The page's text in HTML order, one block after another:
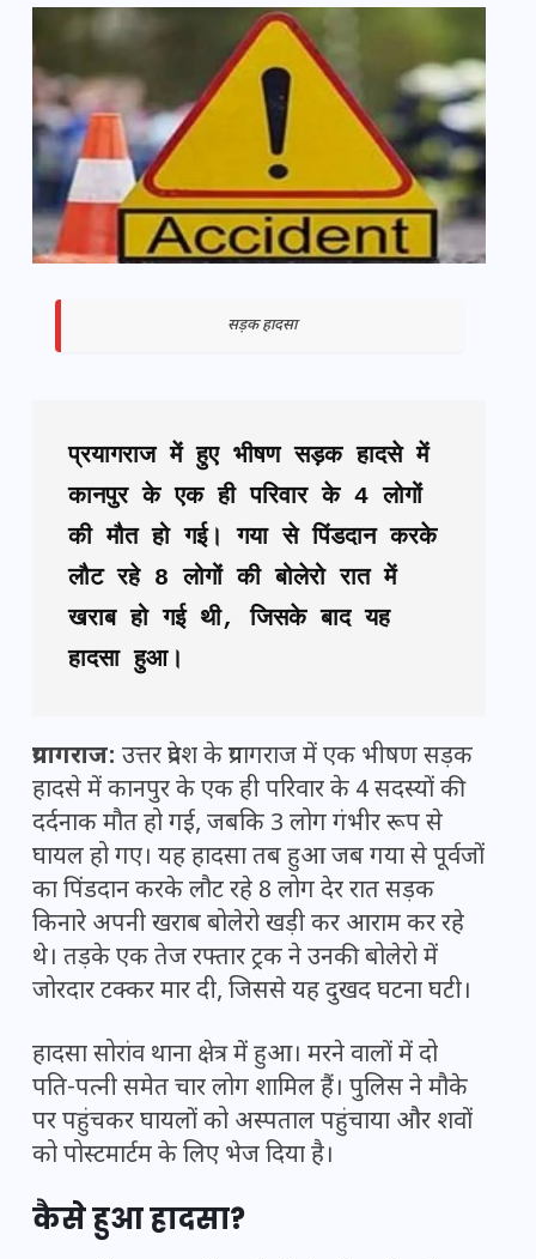
सड़क हादसा
प्रयागराज में हुए भीषण सड़क हादसे में
कानपुर के एक ही परिवार के 4 लोगों
की मौत हो गई। गया से पिंडदान करके
लौट रहे 8 लोगों की बोलेरो रात में
खराब हो गई थी, जिसके बाद यह
हादसा हुआ।
प्रयागराज: उत्तर प्रदेश के प्रयागराज में एक भीषण सड़क
हादसे में कानपुर के एक ही परिवार के 4 सदस्यों की
दर्दनाक मौत हो गई, जबकि 3 लोग गंभीर रूप से
घायल हो गए। यह हादसा तब हुआ जब गया से पूर्वजों
का पिंडदान करके लौट रहे 8 लोग देर रात सड़क
किनारे अपनी खराब बोलेरो खड़ी कर आराम कर रहे
थे। तड़के एक तेज रफ्तार ट्रक ने उनकी बोलेरो में
जोरदार टक्कर मार दी, जिससे यह दुखद घटना घटी।
हादसा सोरांव थाना क्षेत्र में हुआ। मरने वालों में दो
पति-पत्नी समेत चार लोग शामिल हैं। पुलिस ने मौके
पर पहुंचकर घायलों को अस्पताल पहुंचाया और शवों
को पोस्टमार्टम के लिए भेज दिया है।
कैसे हुआ हादसा?